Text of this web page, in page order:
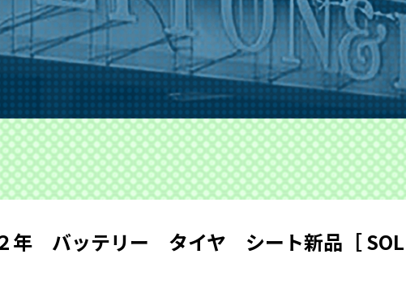
年 バッテリー タイヤ シート新品［